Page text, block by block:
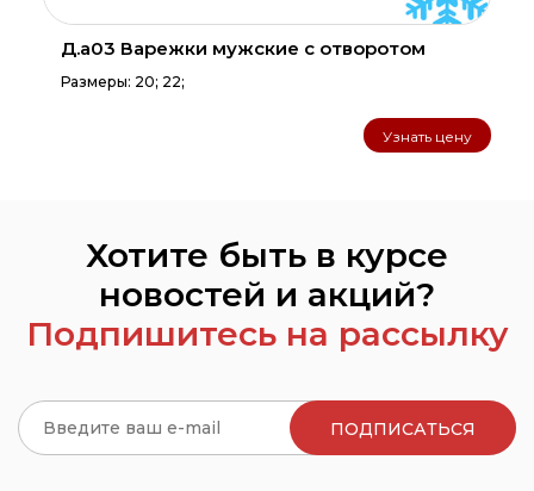
Д.а03 Варежки мужские с отворотом
Размеры: 20; 22;
Узнать цену
Хотите быть в курсе
новостей и акций?
Подпишитесь на рассылку